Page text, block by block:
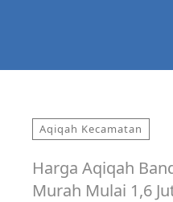
Aqiqah Kecamatan
Harga Aqiqah
Murah Mulai 1,6